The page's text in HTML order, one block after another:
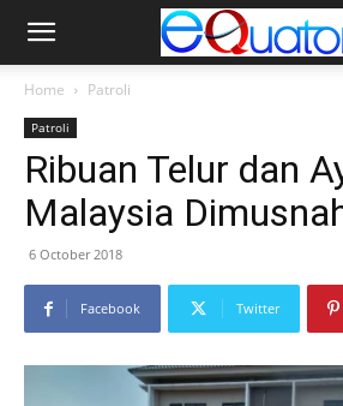
Home Patroli
Patroli
Ribuan Telur dan
Malaysia
6 October 2018
Facebook Twitter